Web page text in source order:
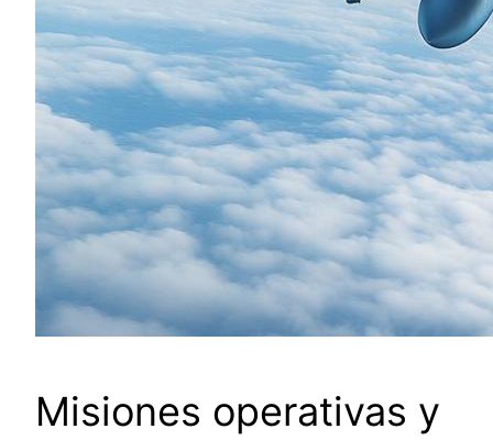
Misiones operativas y